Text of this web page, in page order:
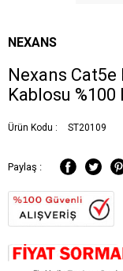
NEXANS
Nexans Cat5e
Kablosu %100
Ürün Kodu : ST20109
Paylaş :